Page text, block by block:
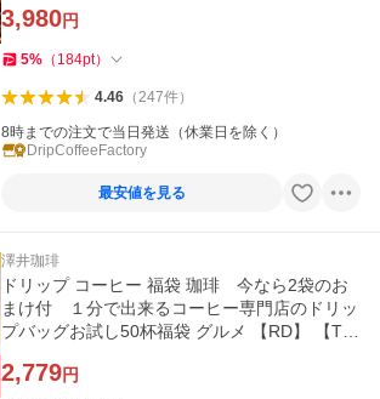
3,980円
5% （ 184pt）
4.46（247件）
8時までの注文で当日発送（休業日を除く）
DripCoffeeFactory
最安値を見る
澤井珈琲
ドリップ コーヒー 福袋 珈琲 今なら2袋のお
まけ付 １分で出来るコーヒー専門店のドリッ
プバッグお試し50杯福袋 グルメ 【RD】 【T
2,779円